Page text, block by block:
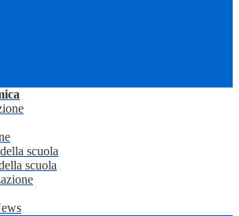
scuola
scuola